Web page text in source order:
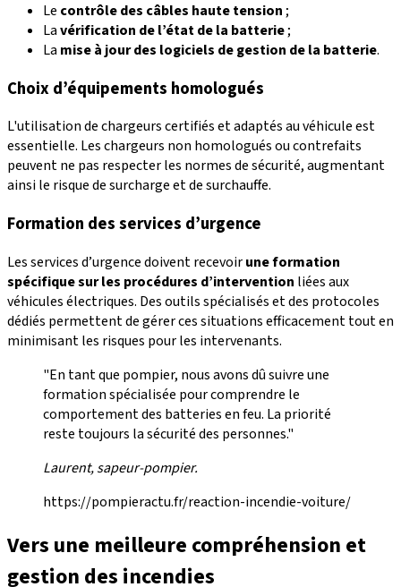
Le contrôle des câbles haute tension;
Lavérification de l’état de la batterie;
La mise à jour des logiciels de gestion de la batterie.
Choix d’équipements homologués
L'utilisation de chargeurs certifiés et adaptés au véhicule est
essentielle. Les chargeurs non homologués ou contrefaits
peuvent ne pas respecter les normes de sécurité, augmentant
ainsi le risque de surcharge et de surchauffe.
Formation des services d’urgence
Les services d’urgence doivent recevoirune formation
spécifique sur les procédures d’intervention liées aux
véhicules électriques. Des outils spécialisés et des protocoles
dédiés permettent de gérer ces situations efficacement tout en
minimisant les risques pour les intervenants.
"En tant que pompier, nous avons dû suivre une
formation spécialisée pour comprendre le
comportement des batteries en feu. La priorité
reste toujours la sécurité des personnes."
Laurent, sapeur-pompier.
https://pompieractu.fr/reaction-incendie-voiture/
Vers une meilleure compréhension et
gestion des incendies